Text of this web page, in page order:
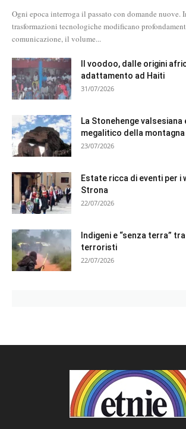
Ogni epoca interroga il passato con domande nuove.
trasformazioni tecnologiche modificano
comunicazione, il volume...
Il voodoo, dalle origini
adattamento ad Haiti
31/07/2026
La Stonehenge valsesiana
megalitico della montagna
23/07/2026
Estate ricca di eventi per i
Strona
22/07/2026
Indigeni e “senza terra”
terroristi
22/07/2026